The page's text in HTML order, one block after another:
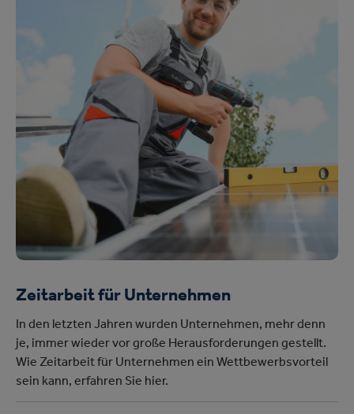
Zeitarbeit für Unternehmen
In den letzten Jahren wurden Unternehmen, mehr denn
je, immer wieder vor große Herausforderungen gestellt.
Wie Zeitarbeit für Unternehmen ein Wettbewerbsvorteil
sein kann, erfahren Sie hier.